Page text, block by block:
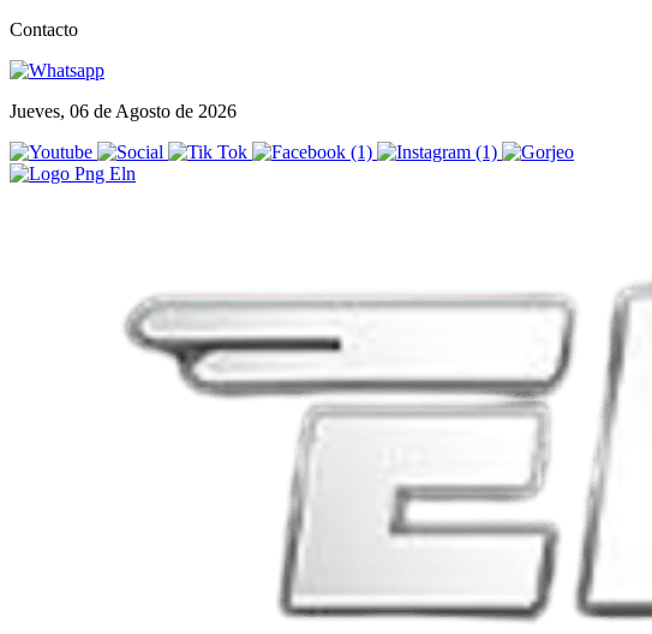
Contacto
Jueves, 06 de Agosto de 2026